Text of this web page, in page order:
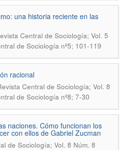
una historia reciente en las
Central de Sociología; Vol. 5
de Sociología nº5; 101-119
racional
Central de Sociología; Vol. 8
de Sociología nº8; 7-30
naciones. Cómo funcionan los
con ellos de Gabriel Zucman
de Sociología; Vol. 8 Núm. 8